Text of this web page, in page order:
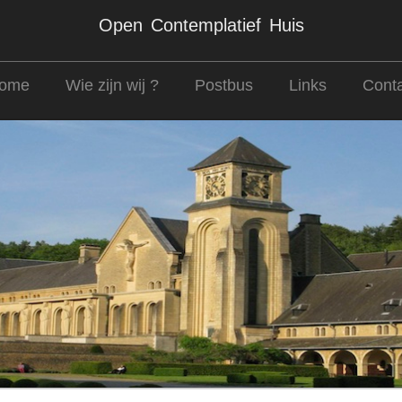
Open Contemplatief Huis
Wie zijn wij ? Postbus Links